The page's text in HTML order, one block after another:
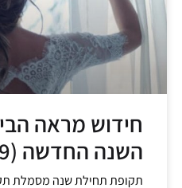
חידוש מראה
השנה החדשה (2019 / תשע״ט)
תקופת תחילת שנה מסמלת